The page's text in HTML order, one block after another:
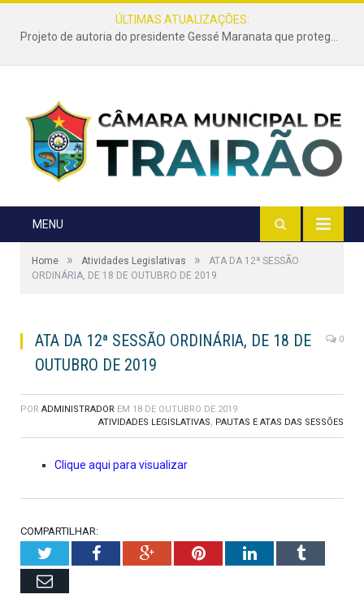
ÚLTIMAS ATUALIZAÇÕES:
Projeto de autoria do presidente Gessé Maranata que protege as estradas vicinais de Trairão é transformado em lei
MENU
Home » Atividades Legislativas »
ATA DA 12ª SESSÃO
ORDINÁRIA, DE 18 DE OUTUBRO DE 2019
ATA DA 12ª SESSÃO ORDINÁRIA, DE 18 DE
OUTUBRO DE 2019
0
POR ADMINISTRADOR EM 18 DE OUTUBRO DE 2019
ATIVIDADES LEGISLATIVAS, PAUTAS E ATAS DAS SESSÕES
Clique aqui para visualizar
COMPARTILHAR:
TwitterFacebookGoogle+PinterestLinkedInTumblr
Email